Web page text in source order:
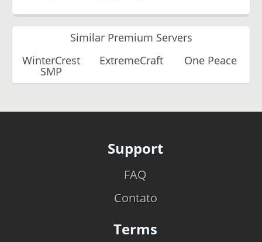
Similar Premium Servers
WinterCrest
SMP
ExtremeCraft One Peace
Support
FAQ
Contato
Terms